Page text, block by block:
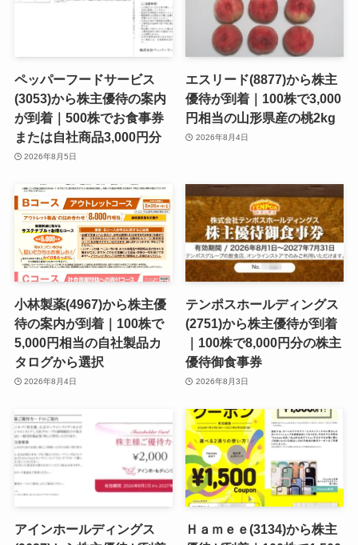
ペッパーフードサービス
(3053)から株主優待の案内
が到着｜500株でお食事券
または自社商品3,000円分
2026年8月5日
エスリード(8877)から株主
優待が到着｜100株で3,000
円相当の山形県産の桃2kg
2026年8月4日
小林製薬(4967)から株主優
待の案内が到着｜100株で
5,000円相当の自社製品カ
タログから選択
2026年8月4日
テンポスホールディングス
(2751)から株主優待が到着
｜100株で8,000円分の株主
優待御食事券
2026年8月3日
アインホールディングス
Ｈａｍｅｅ(3134)から株主